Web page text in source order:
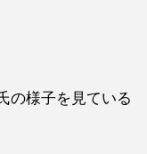
の様子を 見ている